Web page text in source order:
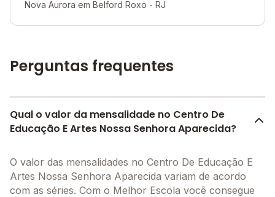
Nova Aurora em Belford Roxo - RJ
Perguntas frequentes
Qual o valor da mensalidade no Centro De
Educação E Artes Nossa Senhora Aparecida?
O valor das mensalidades no Centro De Educação E
Artes Nossa Senhora Aparecida variam de acordo
com as séries. Com o Melhor Escola você consegue